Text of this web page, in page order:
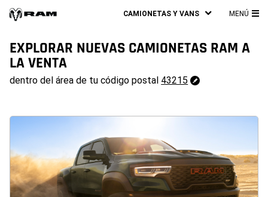
CAMIONETAS Y VANS MENÚ
EXPLORAR NUEVAS CAMIONETAS RAM A
LA VENTA
43215
dentro del área de tu código postal 43215